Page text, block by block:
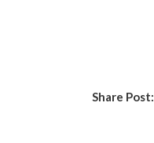
Share Post: